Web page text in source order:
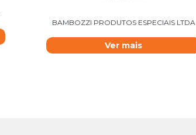
BAMBOZZI PRODUTOS ESPECIAIS LTDA
Ver mais